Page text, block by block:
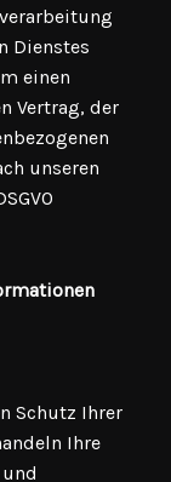
Dienstes
einen
Vertrag, der
unseren
Schutz Ihrer
Ihre